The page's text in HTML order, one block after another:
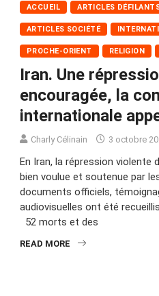
ACCUEIL ARTICLES
ARTICLES SOCIÉTÉ
PROCHE-ORIENT RELIGION
Iran. Une
encouragée, la
internationale
Charly Célinain 3 octobre
En Iran, la répression
bien voulue et soutenue par
documents officiels,
audiovisuelles ont été
52 morts et des
READ MORE